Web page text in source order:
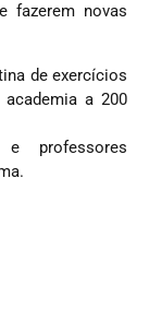
fazerem novas
de exercícios
a 200
e professores